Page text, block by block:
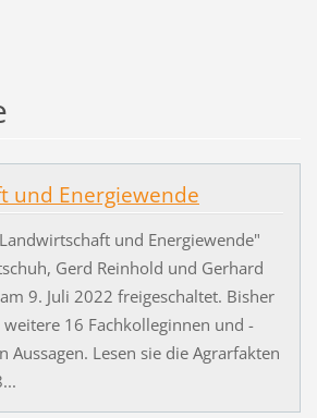
und Energiewende
und Energiewende"
Gerd Reinhold und Gerhard
9. Juli 2022 freigeschaltet. Bisher
16 Fachkolleginnen und -
Aussagen. Lesen sie die Agrarfakten